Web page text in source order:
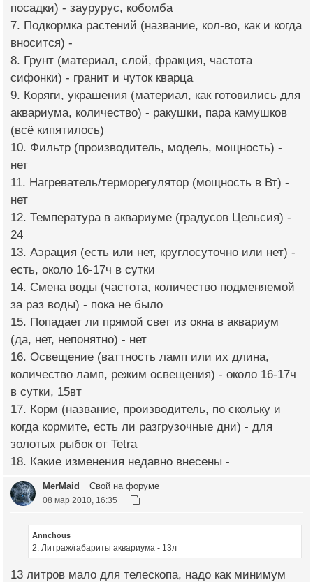
посадки) - заурурус, кобомба
7. Подкормка растений (название, кол-во, как и когда
вносится) -
8. Грунт (материал, слой, фракция, частота
сифонки) - гранит и чуток кварца
9. Коряги, украшения (материал, как готовились для
аквариума, количество) - ракушки, пара камушков
(всё кипятилось)
10. Фильтр (производитель, модель, мощность) -
нет
11. Нагреватель/терморегулятор (мощность в Вт) -
нет
12. Температура в аквариуме (градусов Цельсия) -
24
13. Аэрация (есть или нет, круглосуточно или нет) -
есть, около 16-17ч в сутки
14. Смена воды (частота, количество подменяемой
за раз воды) - пока не было
15. Попадает ли прямой свет из окна в аквариум
(да, нет, непонятно) - нет
16. Освещение (ваттность ламп или их длина,
количество ламп, режим освещения) - около 16-17ч
в сутки, 15вт
17. Корм (название, производитель, по скольку и
когда кормите, есть ли разгрузочные дни) - для
золотых рыбок от Tetra
18. Какие изменения недавно внесены -
MerMaid Свой на форуме
08 мар 2010, 16:35
Annchous
2. Литраж/габариты аквариума - 13л
13 литров мало для телескопа, надо как минимум